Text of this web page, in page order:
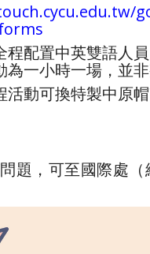
程配置中英雙語人員
為一小時一場，並
活動可換特製中原
題，可至國際處（